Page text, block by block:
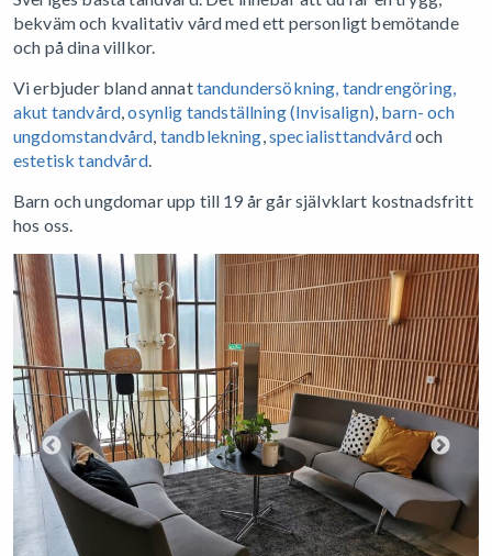
bekväm och kvalitativ vård med ett personligt bemötande
och på dina villkor.
Vi erbjuder bland annattandundersökning, tandrengöring,
akut tandvård,osynlig tandställning (Invisalign), barn- och
ungdomstandvård, tandblekning,specialisttandvårdoch
estetisk tandvård.
Barn och ungdomar upp till 19 år går självklart kostnadsfritt
hos oss.